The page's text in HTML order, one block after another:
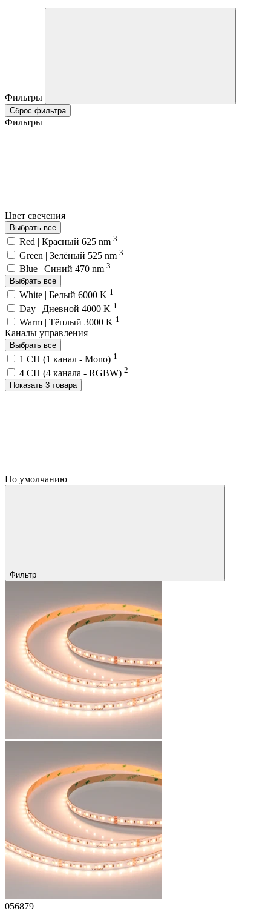
Фильтры
Сброс фильтра
Фильтры
Цвет свечения
Выбрать все
Red | Красный 625 nm 3
Green | Зелёный 525 nm 3
Blue | Синий 470 nm 3
Выбрать все
White | Белый 6000 K 1
Day | Дневной 4000 K 1
Warm | Тёплый 3000 K 1
Каналы управления
Выбрать все
1 CH (1 канал - Mono) 1
4 CH (4 канала - RGBW) 2
Показать 3 товара
По умолчанию
Фильтр
056879